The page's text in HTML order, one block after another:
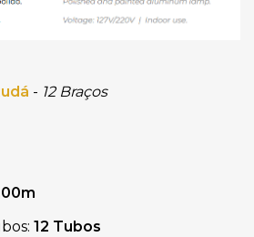
- 12 Braços
12 Tubos